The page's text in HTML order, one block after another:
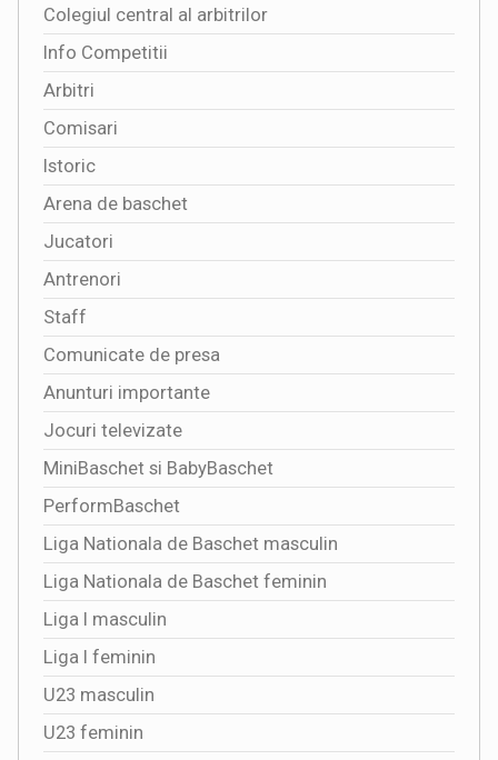
Colegiul central al arbitrilor
Info Competitii
Arbitri
Comisari
Istoric
Arena de baschet
Jucatori
Antrenori
Staff
Comunicate de presa
Anunturi importante
Jocuri televizate
MiniBaschet si BabyBaschet
PerformBaschet
Liga Nationala de Baschet masculin
Liga Nationala de Baschet feminin
Liga I masculin
Liga I feminin
U23 masculin
U23 feminin